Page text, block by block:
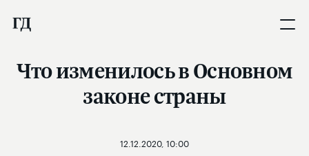
Что изменилось в Основном
законе страны
12.12.2020, 10:00